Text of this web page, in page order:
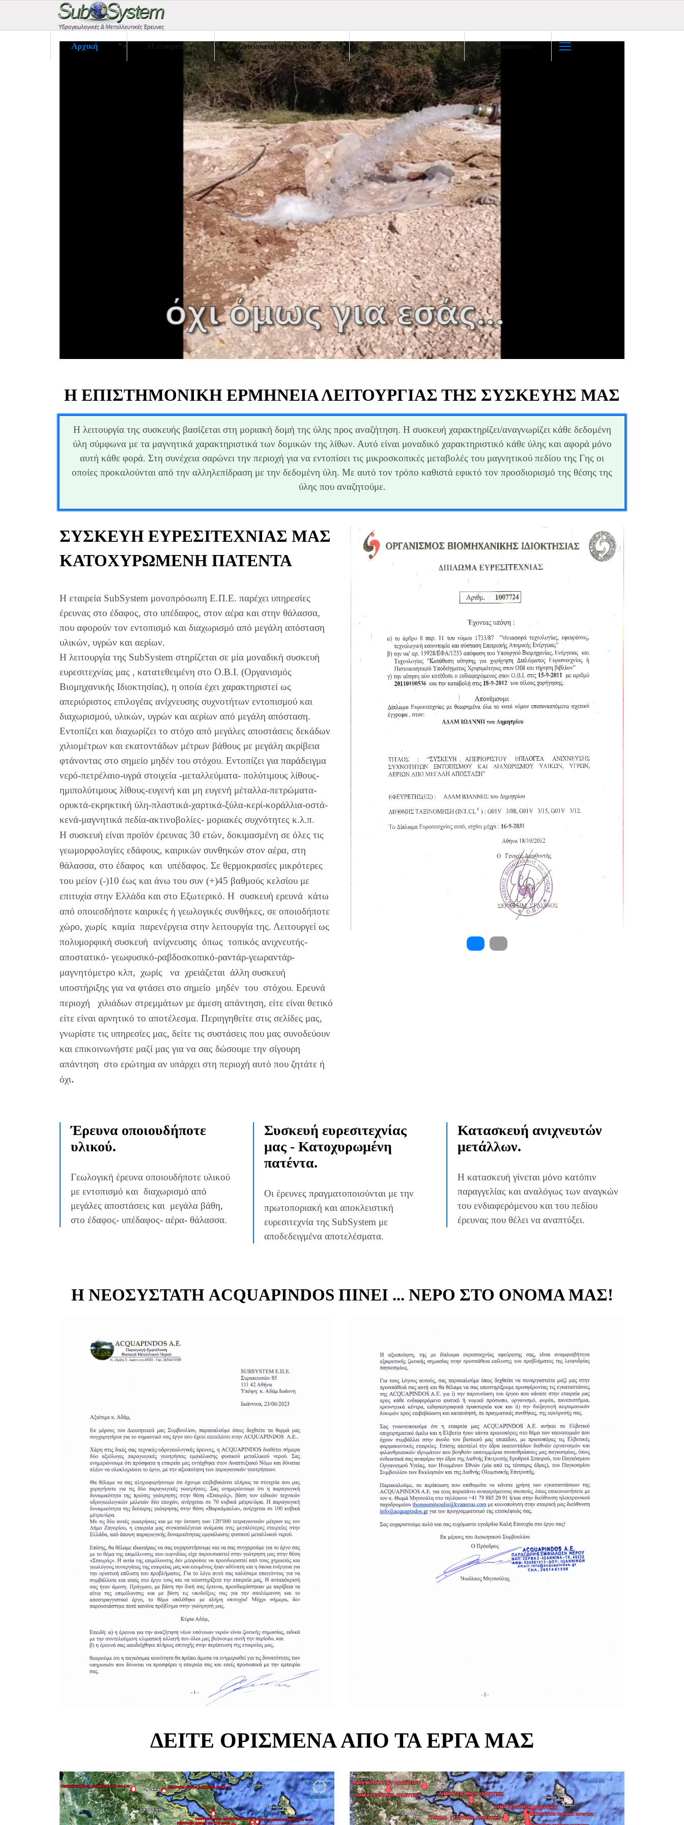
Αρχική "> Η εταιρεία Κατασκευή ανιχνευτών Τομείς Έρευνας "> Επικοινωνία
Η ΕΠΙΣΤΗΜΟΝΙΚΉ ΕΡΜΗΝΕΊΑ ΛΕΙΤΟΥΡΓΊΑΣ ΤΗΣ ΣΥΣΚΕΥΉΣ ΜΑΣ
Η λειτουργία της συσκευής βασίζεται στη μοριακή δομή της ύλης προς αναζήτηση. Η συσκευή χαρακτηρίζει/αναγνωρίζει κάθε δεδομένη
ύλη σύμφωνα με τα μαγνητικά χαρακτηριστικά των δομικών της λίθων. Αυτό είναι μοναδικό χαρακτηριστικό κάθε ύλης και αφορά μόνο
αυτή κάθε φορά. Στη συνέχεια σαρώνει την περιοχή για να εντοπίσει τις μικροσκοπικές μεταβολές του μαγνητικού πεδίου της Γης οι
οποίες προκαλούνται από την αλληλεπίδραση με την δεδομένη ύλη. Με αυτό τον τρόπο καθιστά εφικτό τον προσδιορισμό της θέσης της
ύλης που αναζητούμε.
ΣΥΣΚΕΥΉ ΕΥΡΕΣΙΤΕΧΝΊΑΣ ΜΑΣ
ΚΑΤΟΧΥΡΩΜΈΝΗ ΠΑΤΈΝΤΑ
Η εταιρεία SubSystem μονoπρόσωπη Ε.Π.Ε. παρέχει υπηρεσίες
έρευνας στο έδαφος, στο υπέδαφος, στον αέρα και στην θάλασσα,
που αφορούν τον εντοπισμό και διαχωρισμό από μεγάλη απόσταση
υλικών, υγρών και αερίων.
Η λειτουργία της SubSystem στηρίζεται σε μία μοναδική συσκευή
ευρεσιτεχνίας μας , κατατεθειμένη στο Ο.Β.Ι. (Οργανισμός
Βιομηχανικής Ιδιοκτησίας), η οποία έχει χαρακτηριστεί ως
απεριόριστος επιλογέας ανίχνευσης συχνοτήτων εντοπισμού και
διαχωρισμού, υλικών, υγρών και αερίων από μεγάλη απόσταση.
Εντοπίζει και διαχωρίζει το στόχο από μεγάλες αποστάσεις δεκάδων
χιλιομέτρων και εκατοντάδων μέτρων βάθους με μεγάλη ακρίβεια
φτάνοντας στο σημείο μηδέν του στόχου. Εντοπίζει για παράδειγμα
νερό-πετρέλαιο-υγρά στοιχεία -μεταλλεύματα- πολύτιμους λίθους-
ημιπολύτιμους λίθους-ευγενή και μη ευγενή μέταλλα-πετρώματα-
ορυκτά-εκρηκτική ύλη-πλαστικά-χαρτικά-ξύλα-κερί-κοράλλια-οστά-
κενά-μαγνητικά πεδία-ακτινοβολίες- μοριακές συχνότητες κ.λ.π.
Η συσκευή είναι προϊόν έρευνας 30 ετών, δοκιμασμένη σε όλες τις
γεωμορφολογίες εδάφους, καιρικών συνθηκών στον αέρα, στη
θάλασσα, στο έδαφος και υπέδαφος. Σε θερμοκρασίες μικρότερες
του μείον (-)10 έως και άνω του συν (+)45 βαθμούς κελσίου με
επιτυχία στην Ελλάδα και στο Εξωτερικό. Η συσκευή ερευνά κάτω
από οποιεσδήποτε καιρικές ή γεωλογικές συνθήκες, σε οποιοδήποτε
χώρο, χωρίς καμία παρενέργεια στην λειτουργία της. Λειτουργεί ως
πολυμορφική συσκευή ανίχνευσης όπως τοπικός ανιχνευτής-
αποστατικό- γεωφυσικό-ραβδοσκοπικό-ραντάρ-γεωραντάρ-
μαγνητόμετρο κλπ, χωρίς να χρειάζεται άλλη συσκευή
υποστήριξης για να φτάσει στο σημείο μηδέν του στόχου. Ερευνά
περιοχή χιλιάδων στρεμμάτων με άμεση απάντηση, είτε είναι θετικό
είτε είναι αρνητικό το αποτέλεσμα. Περιηγηθείτε στις σελίδες μας,
γνωρίστε τις υπηρεσίες μας, δείτε τις συστάσεις που μας συνοδεύουν
και επικοινωνήστε μαζί μας για να σας δώσουμε την σίγουρη
απάντηση στο ερώτημα αν υπάρχει στη περιοχή αυτό που ζητάτε ή
όχι.
Έρευνα οποιουδήποτε
υλικού.
Γεωλογική έρευνα οποιουδήποτε υλικού
με εντοπισμό και διαχωρισμό από
μεγάλες αποστάσεις και μεγάλα βάθη,
στο έδαφος- υπέδαφος- αέρα- θάλασσα.
Συσκευή ευρεσιτεχνίας
μας - Κατοχυρωμένη
πατέντα.
Οι έρευνες πραγματοποιούνται με την
πρωτοποριακή και αποκλειστική
ευρεσιτεχνία της SubSystem με
αποδεδειγμένα αποτελέσματα.
Κατασκευή ανιχνευτών
μετάλλων.
Η κατασκευή γίνεται μόνο κατόπιν
παραγγελίας και αναλόγως των αναγκών
του ενδιαφερόμενου και του πεδίου
έρευνας που θέλει να αναπτύξει.
Η ΝΕΟΣΎΣΤΑΤΗ ACQUAPINDOS ΠΊΝΕΙ ... ΝΕΡΌ ΣΤΟ ΌΝΟΜΆ ΜΑΣ!
ΔΕΊΤΕ ΟΡΙΣΜΈΝΑ ΑΠΌ ΤΑ ΈΡΓΑ ΜΑΣ